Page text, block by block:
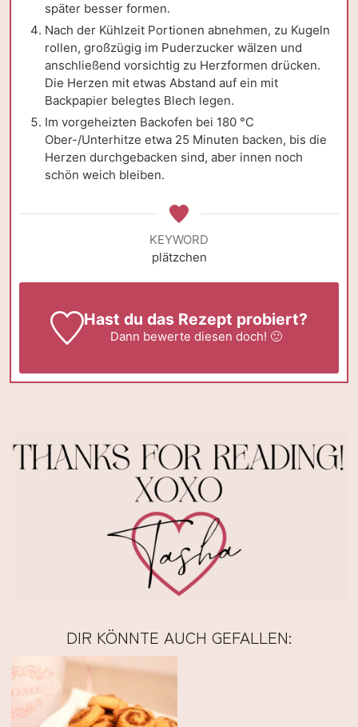
später besser formen.
Nach der Kühlzeit Portionen abnehmen, zu Kugeln
rollen, großzügig im Puderzucker wälzen und
anschließend vorsichtig zu Herzformen drücken.
Die Herzen mit etwas Abstand auf ein mit
Backpapier belegtes Blech legen.
Im vorgeheizten Backofen bei 180 °C
Ober-/Unterhitze etwa 25 Minuten backen, bis die
Herzen durchgebacken sind, aber innen noch
schön weich bleiben.
KEYWORD
plätzchen
Hast du das Rezept probiert?
Dann bewerte diesen doch! 🙂
DIR KÖNNTE AUCH GEFALLEN: